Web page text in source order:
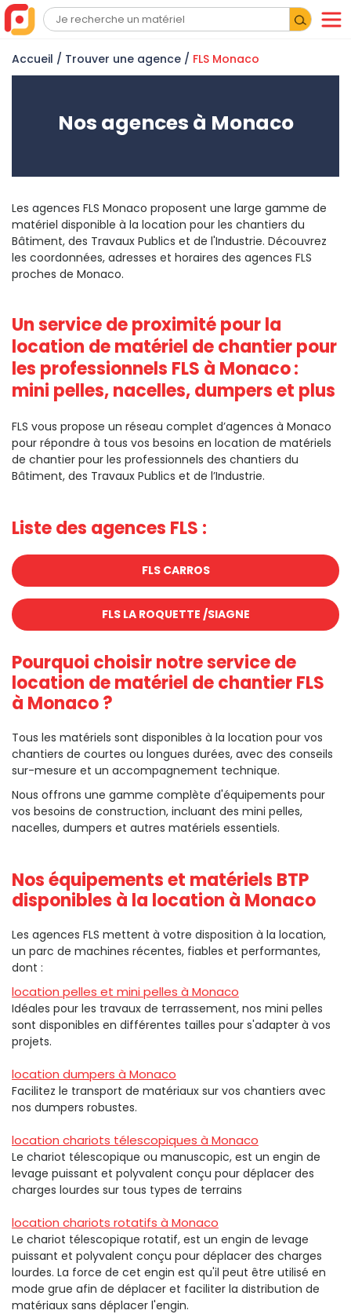
Accueil / Trouver une agence / FLS Monaco
Nos agences à Monaco
Les agences FLS Monaco proposent une large gamme de
matériel disponible à la location pour les chantiers du
Bâtiment, des Travaux Publics et de l'Industrie. Découvrez
les coordonnées, adresses et horaires des agences FLS
proches de Monaco.
Un service de proximité pour la
location de matériel de chantier pour
les professionnels FLS à Monaco:
mini pelles, nacelles, dumpers et plus
FLS vous propose un réseau complet d’agences à Monaco
pour répondre à tous vos besoins en location de matériels
de chantier pour les professionnels des chantiers du
Bâtiment, des Travaux Publics et de l’Industrie.
Liste des agences FLS :
FLS CARROS
FLS LA ROQUETTE /SIAGNE
Pourquoi choisir notre service de
location de matériel de chantier FLS
à Monaco ?
Tous les matériels sont disponibles à la location pour vos
chantiers de courtes ou longues durées, avec des conseils
sur-mesure et un accompagnement technique.
Nous offrons une gamme complète d'équipements pour
vos besoins de construction, incluant des mini pelles,
nacelles, dumpers et autres matériels essentiels.
Nos équipements et matériels BTP
disponibles à la location à Monaco
Les agences FLS mettent à votre disposition à la location,
un parc de machines récentes, fiables et performantes,
dont :
location pelles et mini pelles à Monaco
Idéales pour les travaux de terrassement, nos mini pelles
sont disponibles en différentes tailles pour s'adapter à vos
projets.
location dumpers à Monaco
Facilitez le transport de matériaux sur vos chantiers avec
nos dumpers robustes.
location chariots télescopiques à Monaco
Le chariot télescopique ou manuscopic, est un engin de
levage puissant et polyvalent conçu pour déplacer des
charges lourdes sur tous types de terrains
location chariots rotatifs à Monaco
Le chariot télescopique rotatif, est un engin de levage
puissant et polyvalent conçu pour déplacer des charges
lourdes. La force de cet engin est qu'il peut être utilisé en
mode grue afin de déplacer et faciliter la distribution de
matériaux sans déplacer l'engin.